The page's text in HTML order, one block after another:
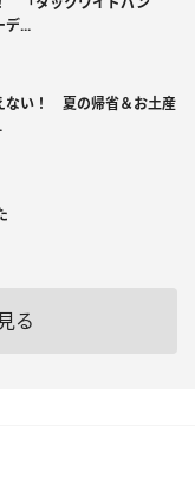
デ...
ない！ 夏の帰省＆お土産
る